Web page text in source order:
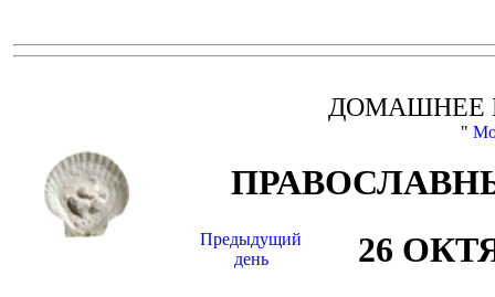
ДОМАШНЕЕ
"
Предыдущий
день
26